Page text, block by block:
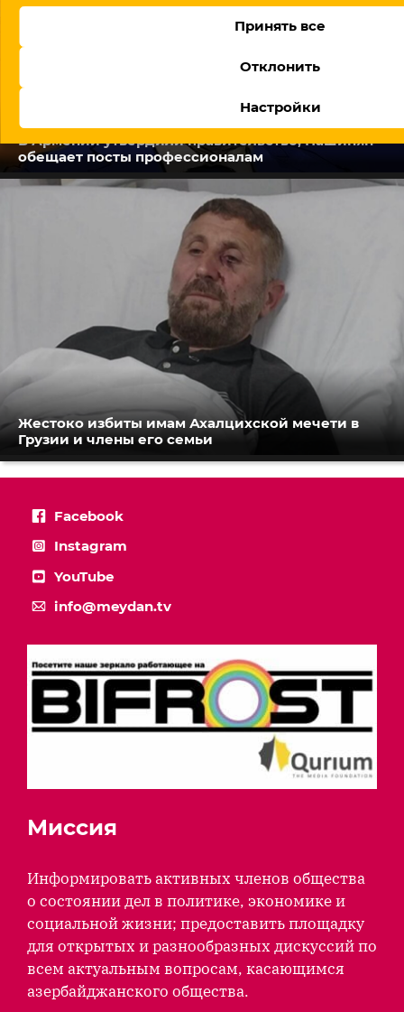
Принять все
Отклонить
Настройки
В Армении утвердили правительство, Пашинян
обещает посты профессионалам
Жестоко избиты имам Ахалцихской мечети в
Грузии и члены его семьи
Facebook
Instagram
YouTube
info@meydan.tv
Миссия
Информировать активных членов общества
о состоянии дел в политике, экономике и
социальной жизни; предоставить площадку
для открытых и разнообразных дискуссий по
всем актуальным вопросам, касающимся
азербайджанского общества.